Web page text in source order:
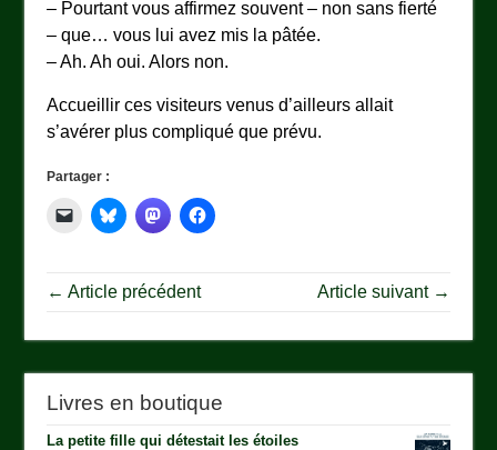
– Pourtant vous affirmez souvent – non sans fierté
– que… vous lui avez mis la pâtée.
– Ah. Ah oui. Alors non.
Accueillir ces visiteurs venus d’ailleurs allait
s’avérer plus compliqué que prévu.
Partager :
← Article précédent Article suivant →
Livres en boutique
La petite fille qui détestait les étoiles